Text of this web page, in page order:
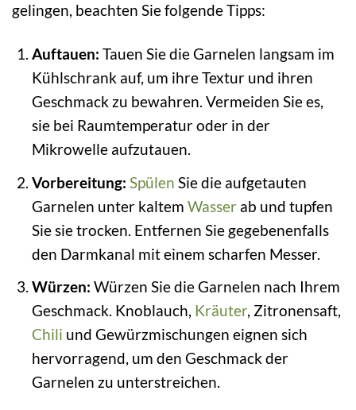
gelingen, beachten Sie folgende Tipps:
Auftauen: Tauen Sie die Garnelen langsam im
Kühlschrank auf, um ihre Textur und ihren
Geschmack zu bewahren. Vermeiden Sie es,
sie bei Raumtemperatur oder in der
Mikrowelle aufzutauen.
Vorbereitung: Spülen Sie die aufgetauten
Garnelen unter kaltem Wasser ab und tupfen
Sie sie trocken. Entfernen Sie gegebenenfalls
den Darmkanal mit einem scharfen Messer.
Würzen: Würzen Sie die Garnelen nach Ihrem
Geschmack. Knoblauch, Kräuter, Zitronensaft,
Chili und Gewürzmischungen eignen sich
hervorragend, um den Geschmack der
Garnelen zu unterstreichen.